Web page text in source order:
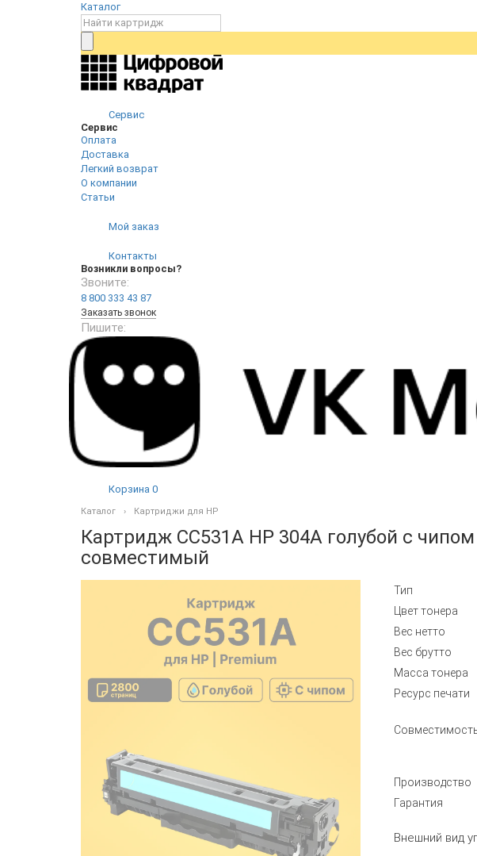
Каталог
Сервис
Сервис
Оплата
Доставка
Легкий возврат
О компании
Статьи
Мой заказ
Контакты
Возникли вопросы?
Звоните:
8 800 333 43 87
Заказать звонок
Пишите:
Корзина 0
Каталог Картриджи для HP
Картридж CC531A HP 304A голубой с чипом
совместимый
Тип
Цвет тонера
Вес нетто
Вес брутто
Масса тонера
Ресурс печати
Производство
Гарантия
Внешний вид